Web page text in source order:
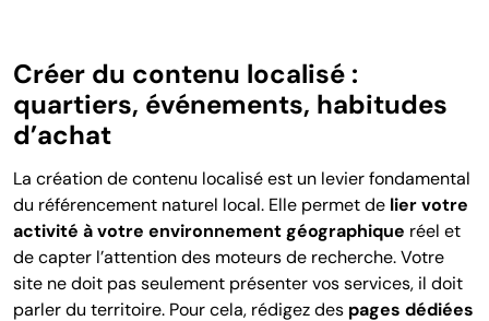
Créer du contenu localisé :
quartiers, événements, habitudes
d’achat
La création de contenu localisé est un levier fondamental
du référencement naturel local. Elle permet de lier votre
activité à votre environnement géographique réel et
de capter l’attention des moteurs de recherche. Votre
site ne doit pas seulement présenter vos services, il doit
parler du territoire. Pour cela, rédigez des pages dédiées